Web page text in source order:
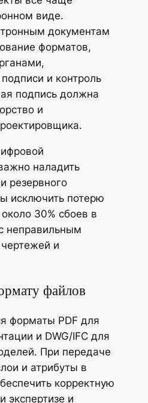
виде.
документам
форматов,
и контроль
подпись должна
и
наладить
резервного
исключить потерю
30% сбоев в
неправильным
и
файлов
форматы PDF для
и DWG/IFC для
При передаче
и атрибуты в
корректную
экспертизе и